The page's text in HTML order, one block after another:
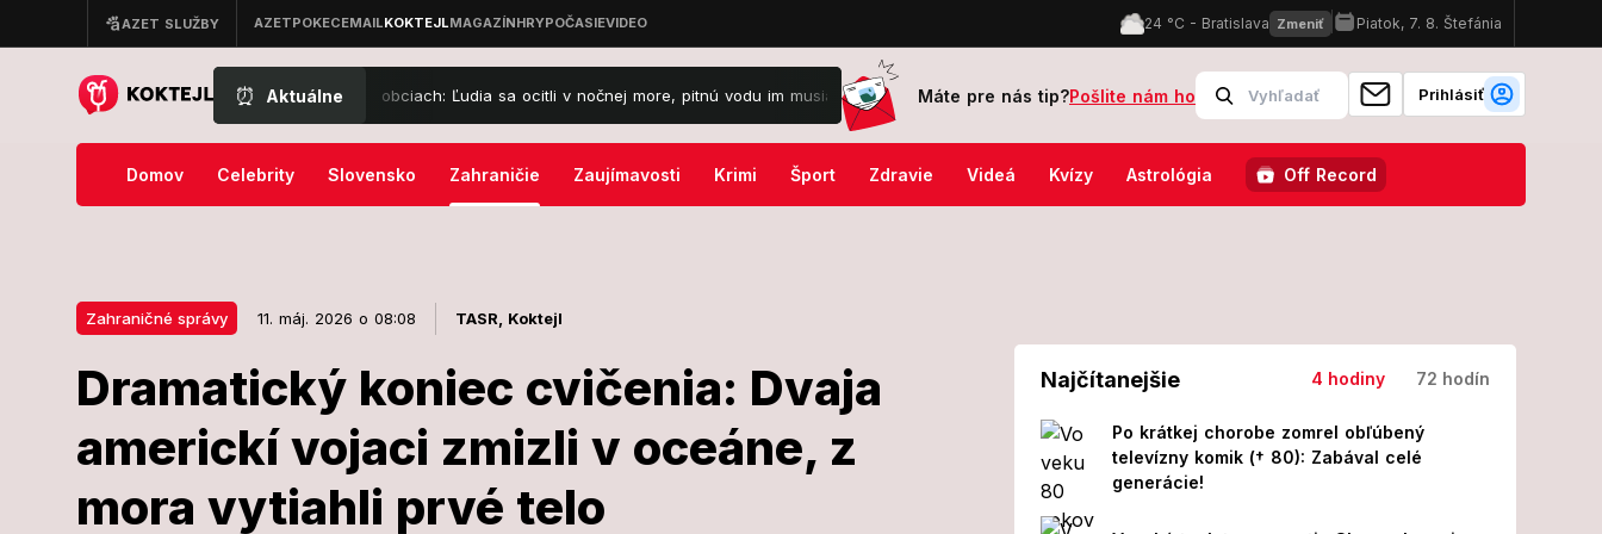
⏰ Aktuálne
situácia v dvoch slovenských obciach: Ľudia sa ocitli v nočnej more, pitnú vodu im musia dovážať! Týmto 3 znameniu dnes padne k nohám obrovská príležitosť: Patríte medzi vyvolených?
Máte pre nás tip?Pošlite nám ho Prihlásiť
Domov Celebrity Slovensko Zahraničie Zaujímavosti Krimi Šport Zdravie Videá Kvízy Astrológia Off Record
Zahraničné správy 11. máj. 2026 o 08:08 TASR, Koktejl
Dramatický koniec cvičenia: Dvaja
americkí vojaci zmizli v oceáne, z
mora vytiahli prvé telo
Zahraničné správy
Dramatický koniec cvičenia:
Najčítanejšie 4 hodiny 72 hodín
Po krátkej chorobe zomrel obľúbený
televízny komik († 80): Zabával celé
generácie!